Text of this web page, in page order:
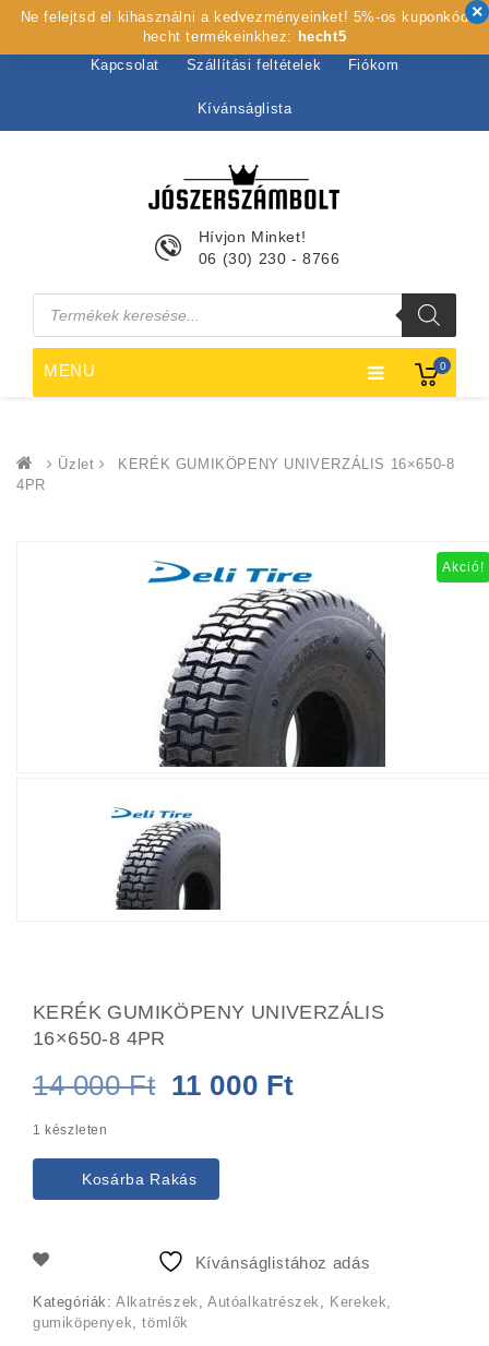
Kezdőlap Rólunk Webshop Szolgáltatások
Kapcsolat Szállítási feltételek Fiókom
Kívánságlista
0
Hívjon Minket!
06 (30) 230 - 8766
Products
search
MENU
Üzlet
KERÉK GUMIKÖPENY UNIVERZÁLIS 16×650-8
4PR
Akció!
KERÉK GUMIKÖPENY UNIVERZÁLIS
16×650-8 4PR
14 000Ft Original
was:
14
000 Ft.
11 000 Ft
1 készleten
Kosárba Rakás
Kívánságlistához adás
Kategóriák:Alkatrészek ,Autóalkatrészek , Kerekek,
gumiköpenyek, tömlők
Ne felejtsd el kihasználni a kedvezményeinket! 5%-os kuponkód
hecht termékeinkhez: hecht5